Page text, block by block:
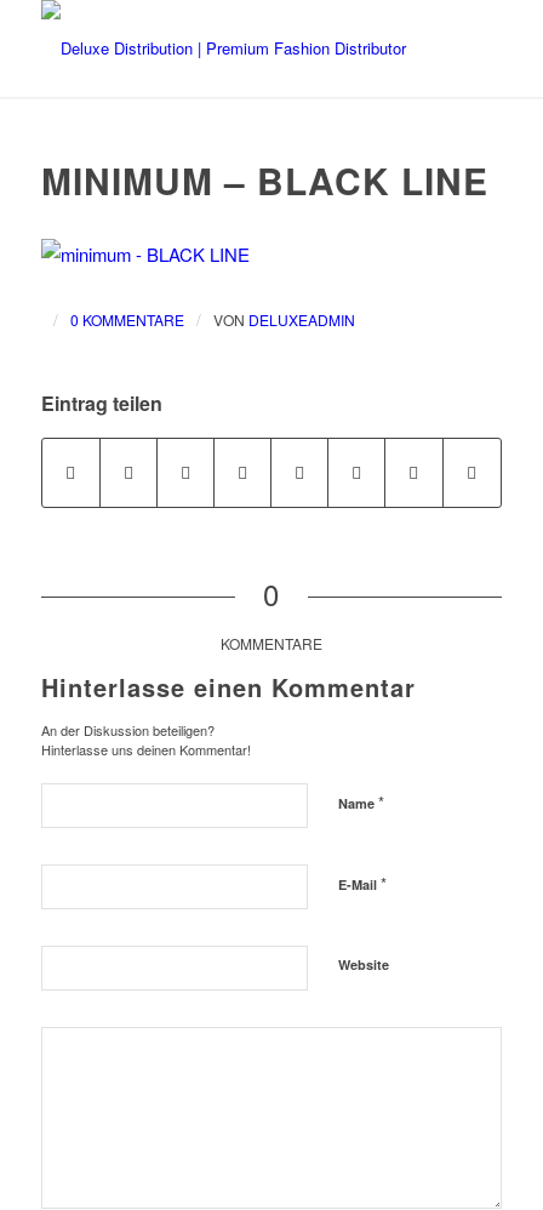
MINIMUM – BLACK LINE
/ 0 KOMMENTARE / VON DELUXEADMIN
Eintrag teilen
0
KOMMENTARE
Hinterlasse einen Kommentar
An der Diskussion beteiligen?
Hinterlasse uns deinen Kommentar!
Name *
E-Mail *
Website